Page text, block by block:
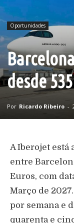
Oportunidades
desde
Por Ricardo Ribeiro -
A Iberojet está
entre
Euros, com
Março de
por semana e
quarenta e